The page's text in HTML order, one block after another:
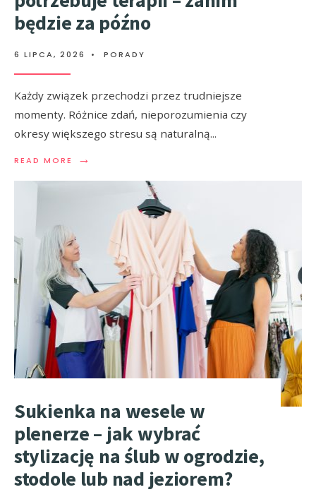
będzie za późno
6 LIPCA, 2026 • PORADY
Każdy związek przechodzi przez trudniejsze
momenty. Różnice zdań, nieporozumienia czy
okresy większego stresu są naturalną...
READ MORE →
Sukienka na wesele w
plenerze – jak wybrać
stylizację na ślub w ogrodzie,
stodole lub nad jeziorem?